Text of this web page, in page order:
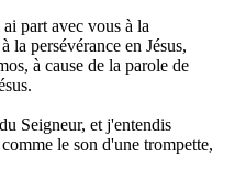
part avec vous à la
la persévérance en Jésus,
à cause de la parole de
Seigneur, et j'entendis
le son d'une trompette,